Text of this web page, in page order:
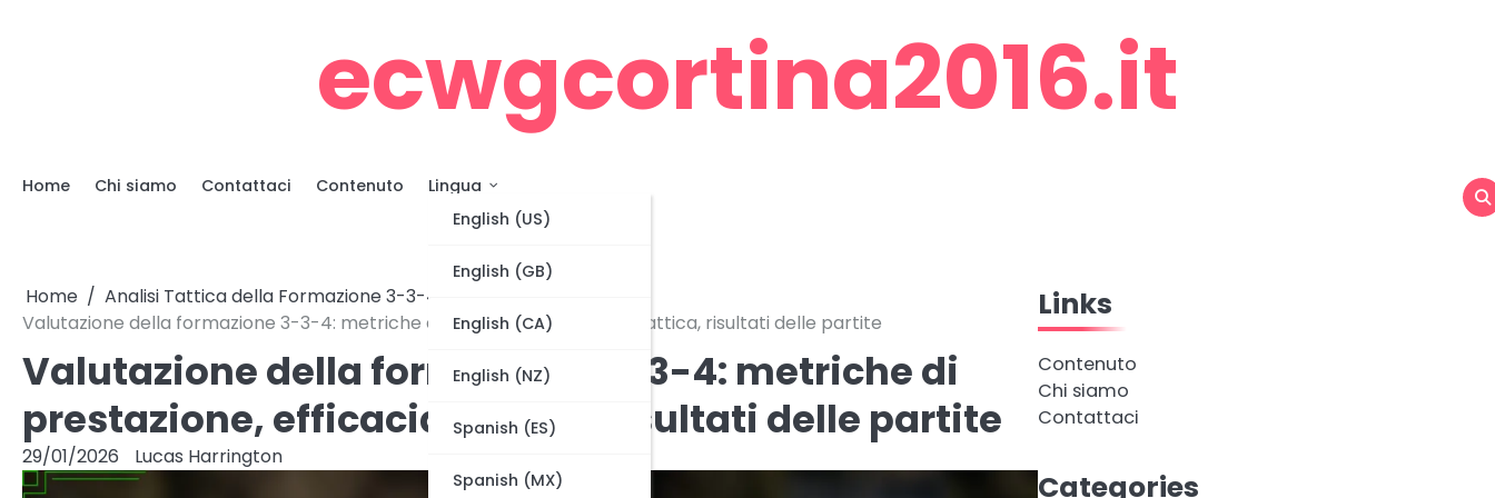
ecwgcortina2016.it
Home Chi siamo Contattaci Contenuto
Lingua
English (US)
English (GB)
English (CA)
English (NZ)
Spanish (ES)
Spanish (MX)
Home
Analisi Tattica della Formazione 3-3-4
Valutazione della formazione 3-3-4: metriche di prestazione, efficacia tattica, risultati delle partite
Valutazione della formazione 3-3-4: metriche di
prestazione, efficacia tattica, risultati delle partite
29/01/2026 Lucas Harrington
Links
Contenuto
Chi siamo
Contattaci
Categories